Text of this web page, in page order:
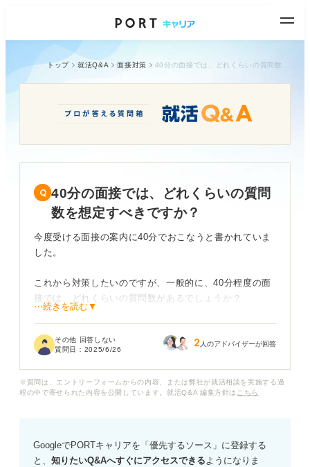
トップ 就活Q&A 面接対策
40分の面接では、どれくらいの質問
数を想定すべきですか？
今度受ける面接の案内に40分でおこなうと書かれていま
した。
これから対策したいのですが、一般的に、40分程度の面
接では、どれくらいの質問数があるでしょうか？
⋯続きを読む▼
その他 回答しない
質問日： 2025/6/26 2 人のアドバイザーが回答
※質問は、エントリーフォームからの内容、または弊社が就活相談を実施する過
程の中で寄せられた内容を公開しています。就活Q&A 編集方針は こちら
GoogleでPORTキャリアを「優先するソース」に登録する
と、 知りたいQ&Aへすぐにアクセスできるようになりま